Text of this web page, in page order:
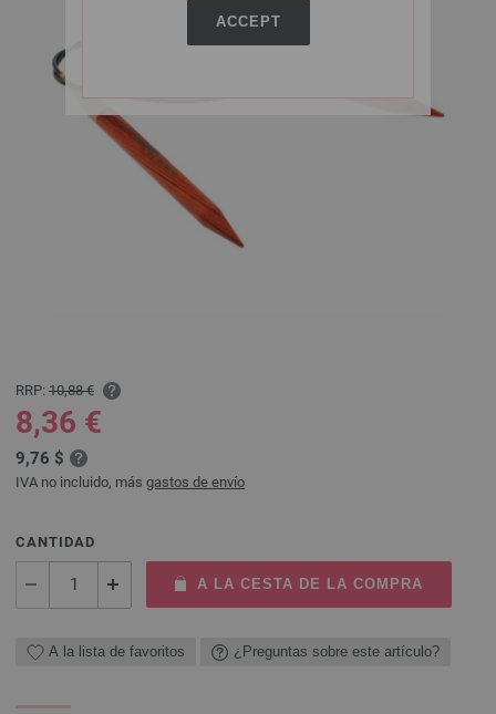
ACCEPT
RRP: 10,88 €
8,36 €
9,76 $
IVA no incluido, más gastos de envío
CANTIDAD
A LA CESTA DE LA COMPRA
A la lista de favoritos ¿Preguntas sobre este artículo?